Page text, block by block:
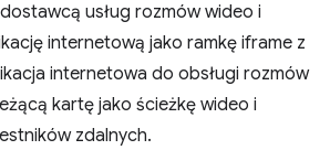
usług rozmów wideo i
internetową jako ramkę iframe z
internetowa do obsługi rozmów
kartę jako ścieżkę wideo i
zdalnych.